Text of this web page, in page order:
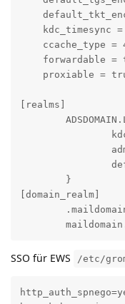
kdc_timesync =
ccache_type =
forwardable =
proxiable =
[realms]
        }
[domain_realm]
SSO für EWS /etc/